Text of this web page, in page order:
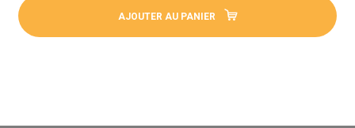
AJOUTER AU PANIER